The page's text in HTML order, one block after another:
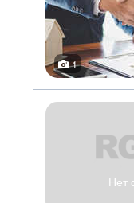
1
Нет